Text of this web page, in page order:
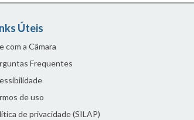
Úteis
com a Câmara
Frequentes
de uso
de privacidade (SILAP)